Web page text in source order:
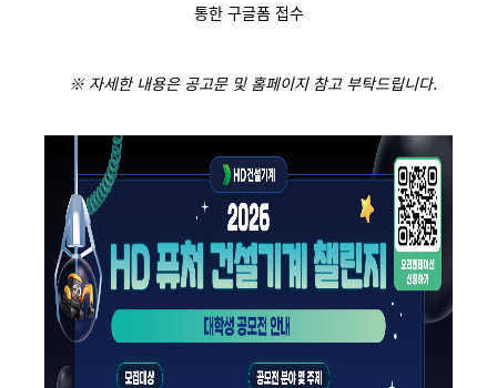
통한 구글폼 접수
※ 자세한 내용은 공고문 및 홈페이지참고 부탁드립니다.